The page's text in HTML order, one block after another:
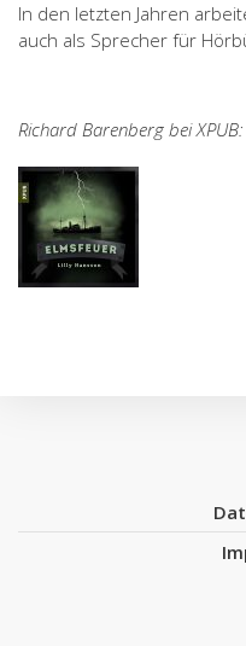
In den letzten Jahren
auch als Sprecher für
Richard Barenberg bei XPUB: